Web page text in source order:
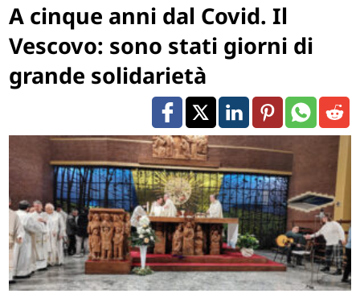
A cinque anni dal Covid. Il
Vescovo: sono stati giorni di
grande solidarietà